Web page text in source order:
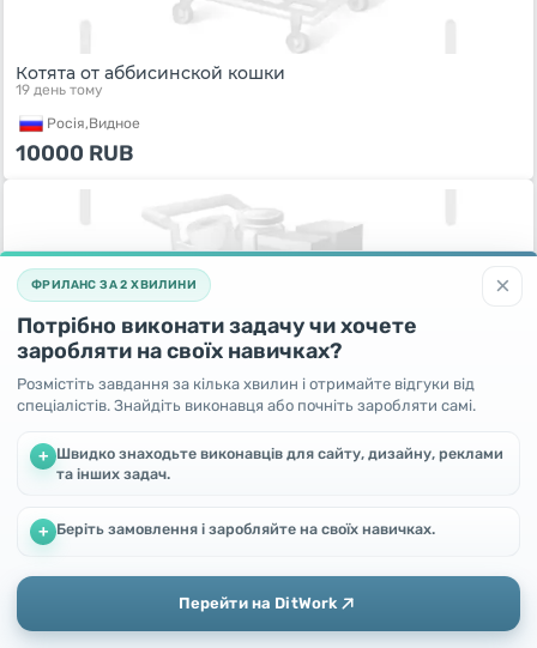
Котята от аббисинской кошки
19 день тому
Росiя,Видное
10000 RUB
Привет всем! Продаём котят
19 день тому
500 RUB
×
ФРИЛАНС ЗА 2 ХВИЛИНИ
Потрібно виконати задачу чи хочете
заробляти на своїх навичках?
Розмістіть завдання за кілька хвилин і отримайте відгуки від
спеціалістів. Знайдіть виконавця або почніть заробляти самі.
+ Швидко знаходьте виконавців для сайту, дизайну, реклами
та інших задач.
+ Беріть замовлення і заробляйте на своїх навичках.
Перейти на DitWork
Ми використовуємо файли cookie, щоб покращити роботу та
Додати Головна Повідомлення Профіль